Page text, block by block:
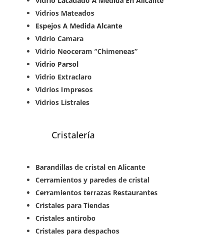
Vidrios Mateados
Espejos A Medida Alcante
Vidrio Camara
Vidrio Neoceram “Chimeneas”
Vidrio Parsol
Vidrio Extraclaro
Vidrios Impresos
Vidrios Listrales
Cristalería
Barandillas de cristal en Alicante
Cerramientos y paredes de cristal
Cerramientos terrazas Restaurantes
Cristales para Tiendas
Cristales antirobo
Cristales para despachos